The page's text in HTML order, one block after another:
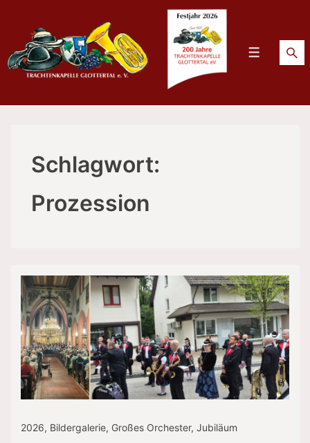
Inhalt
Menü
Schlagwort:
Prozession
2026, Bildergalerie, Großes Orchester, Jubiläum